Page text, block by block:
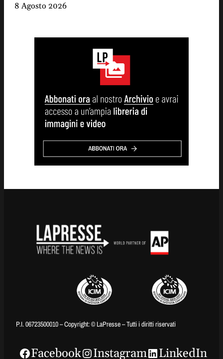
8 Agosto 2026
P.I. 06723500010 – Copyright: © LaPresse – Tutti i diritti riservati
Facebook Instagram
LinkedIn